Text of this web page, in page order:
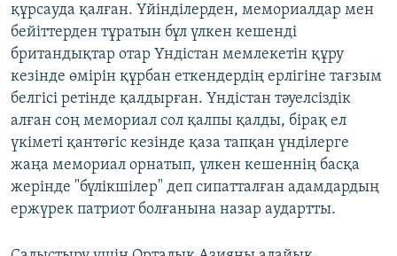
құрсауда қалған. Үйінділерден, мемориалдар мен
бейіттерден тұратын бұл үлкен кешенді
британдықтар отар Үндістан мемлекетін құру
кезінде өмірін құрбан еткендердің ерлігіне тағзым
белгісі ретінде қалдырған. Үндістан тәуелсіздік
алған соң мемориал сол қалпы қалды, бірақ ел
үкіметі қантөгіс кезінде қаза тапқан үнділерге
жаңа мемориал орнатып, үлкен кешеннің басқа
жерінде "бүлікшілер" деп сипатталған адамдардың
ержүрек патриот болғанына назар аудартты.